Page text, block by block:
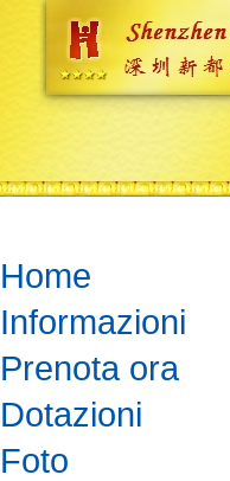
Home
Informazioni
Prenota ora
Dotazioni
Foto